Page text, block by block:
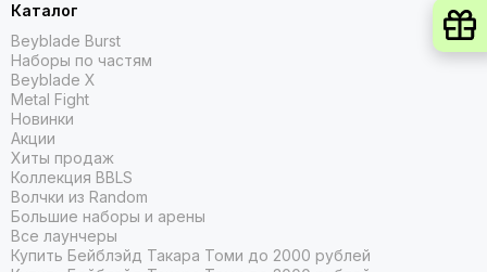
Каталог
Beyblade Burst
Наборы по частям
Beyblade X
Metal Fight
Новинки
Акции
Хиты продаж
Коллекция BBLS
Волчки из Random
Большие наборы и арены
Все лаунчеры
Купить Бейблэйд Такара Томи до 2000 рублей